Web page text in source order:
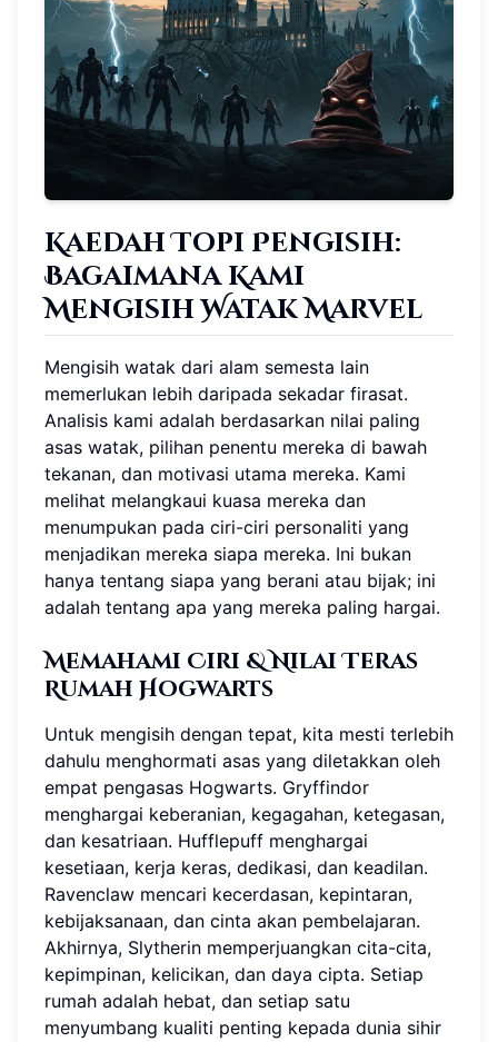
Kaedah Topi Pengisih:
Bagaimana Kami
Mengisih Watak Marvel
Mengisih watak dari alam semesta lain
memerlukan lebih daripada sekadar firasat.
Analisis kami adalah berdasarkan nilai paling
asas watak, pilihan penentu mereka di bawah
tekanan, dan motivasi utama mereka. Kami
melihat melangkaui kuasa mereka dan
menumpukan pada ciri-ciri personaliti yang
menjadikan mereka siapa mereka. Ini bukan
hanya tentang siapa yang berani atau bijak; ini
adalah tentang apa yang mereka paling hargai.
Memahami Ciri & Nilai Teras
Rumah Hogwarts
Untuk mengisih dengan tepat, kita mesti terlebih
dahulu menghormati asas yang diletakkan oleh
empat pengasas Hogwarts. Gryffindor
menghargai keberanian, kegagahan, ketegasan,
dan kesatriaan. Hufflepuff menghargai
kesetiaan, kerja keras, dedikasi, dan keadilan.
Ravenclaw mencari kecerdasan, kepintaran,
kebijaksanaan, dan cinta akan pembelajaran.
Akhirnya, Slytherin memperjuangkan cita-cita,
kepimpinan, kelicikan, dan daya cipta. Setiap
rumah adalah hebat, dan setiap satu
menyumbang kualiti penting kepada dunia sihir